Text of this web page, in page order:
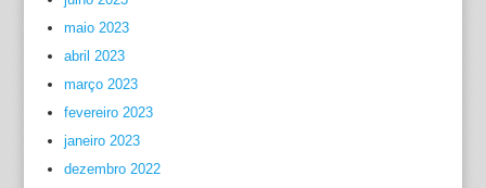
maio 2023
abril 2023
março 2023
fevereiro 2023
janeiro 2023
dezembro 2022